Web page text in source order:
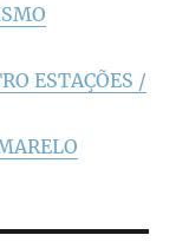
ESTAÇÕES /